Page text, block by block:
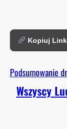
Kopiuj Link
Podsumowanie
Wszyscy